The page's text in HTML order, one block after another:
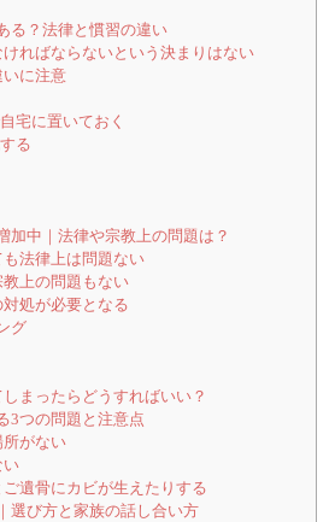
る？法律と慣習の違い⁠
ればならないという決まりはない
に注意
宅に置いておく
る
加中｜法律や宗教上の問題は？⁠
法律上は問題ない
上の問題もない
処が必要となる
グ
まったらどうすればいい？
3つの問題と注意点⁠
がない
い
遺骨にカビが生えたりする
選び方と家族の話し合い方⁠